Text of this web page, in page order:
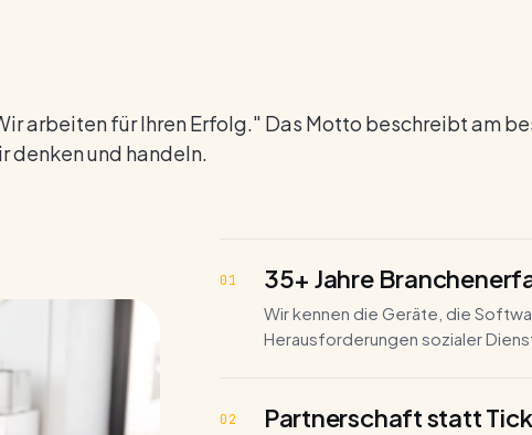
arbeiten für Ihren Erfolg." Das Motto beschreibt am
denken und handeln.
01 35+ Jahre
Wir kennen die Geräte, die
Herausforderungen sozialer
02 Partnerschaft statt